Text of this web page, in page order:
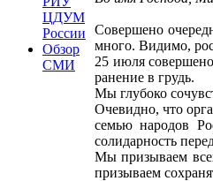
ЦДУМ
России
Обзор
СМИ
Совершено
много. Видимо,
25 июля
ранение в грудь.
Мы глубоко
Очевидно, что
семью народов
солидарность
Мы призываем
призываем